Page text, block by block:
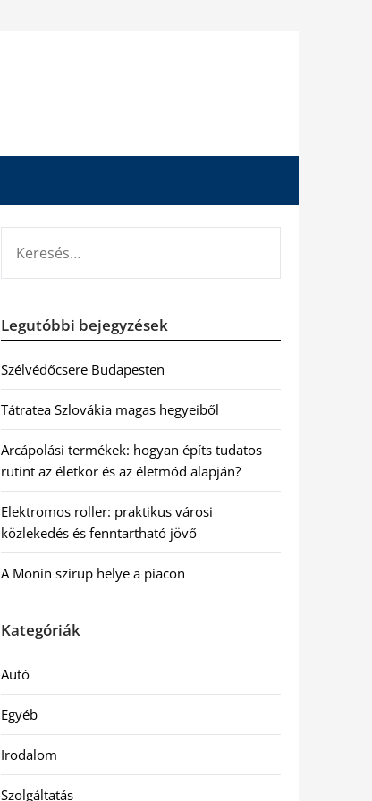
Legutóbbi bejegyzések
Szélvédőcsere Budapesten
Tátratea Szlovákia magas hegyeiből
Arcápolási termékek: hogyan építs tudatos
rutint az életkor és az életmód alapján?
Elektromos roller: praktikus városi
közlekedés és fenntartható jövő
A Monin szirup helye a piacon
Kategóriák
Autó
Egyéb
Irodalom
Szolgáltatás